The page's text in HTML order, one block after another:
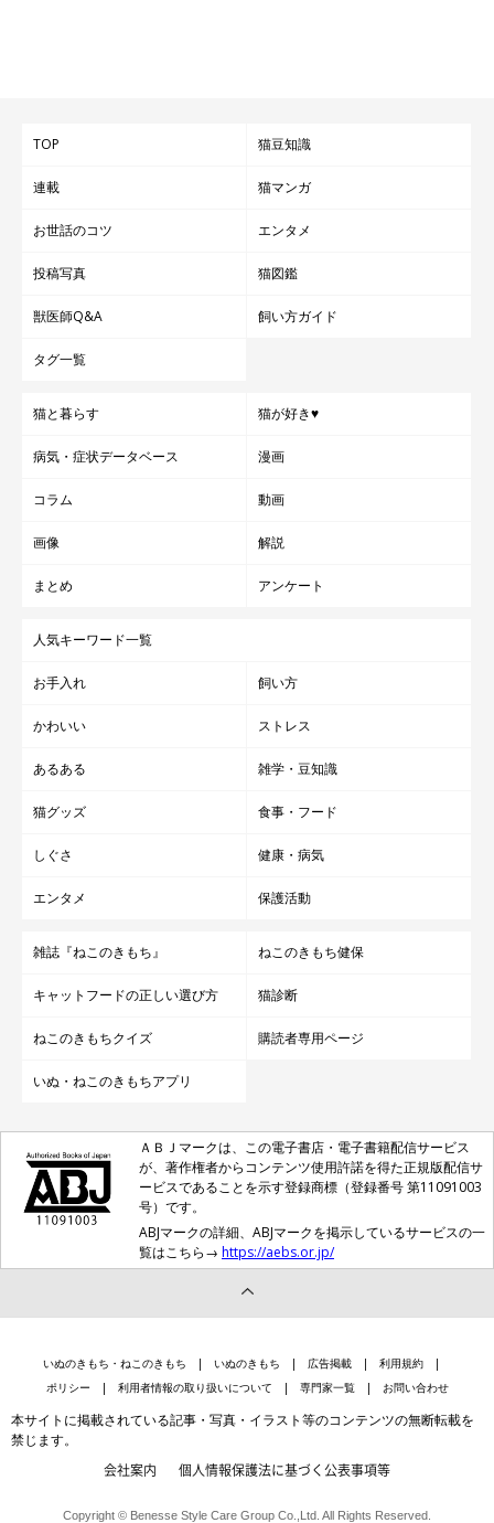
TOP 猫豆知識
連載 猫マンガ
お世話のコツ エンタメ
投稿写真 猫図鑑
獣医師Q&A 飼い方ガイド
タグ一覧
猫と暮らす 猫が好き♥
病気・症状データベース 漫画
コラム 動画
画像 解説
まとめ アンケート
人気キーワード一覧
お手入れ 飼い方
かわいい ストレス
あるある 雑学・豆知識
猫グッズ 食事・フード
しぐさ 健康・病気
エンタメ 保護活動
雑誌『ねこのきもち』 ねこのきもち健保
キャットフードの正しい選び方 猫診断
ねこのきもちクイズ 購読者専用ページ
いぬ・ねこのきもちアプリ
ＡＢＪマークは、この電子書店・電子書籍配信サービス
が、著作権者からコンテンツ使用許諾を得た正規版配信サ
ービスであることを示す登録商標（登録番号 第11091003
号）です。
ABJマークの詳細、ABJマークを掲示しているサービスの一
覧はこちら→ https://aebs.or.jp/
いぬのきもち・ねこのきもち いぬのきもち 広告掲載
利用規約
ポリシー
利用者情報の取り扱いについて 専門家一覧 お問い合わせ
本サイトに掲載されている記事・写真・イラスト等のコンテンツの無断転載を
禁じます。
会社案内 個人情報保護法に基づく公表事項等
Copyright © Benesse Style Care Group Co.,Ltd. All Rights Reserved.